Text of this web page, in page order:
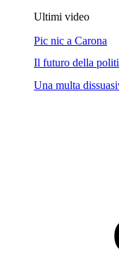
Ultimi video
Pic nic a Carona
Il futuro della
Una multa